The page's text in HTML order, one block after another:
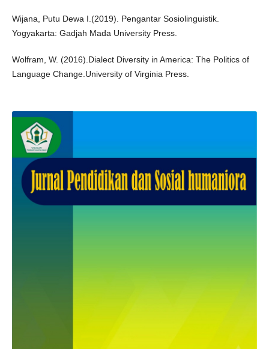
Wijana, Putu Dewa I.(2019). Pengantar Sosiolinguistik.
Yogyakarta: Gadjah Mada University Press.
Wolfram, W. (2016).Dialect Diversity in America: The Politics of
Language Change.University of Virginia Press.